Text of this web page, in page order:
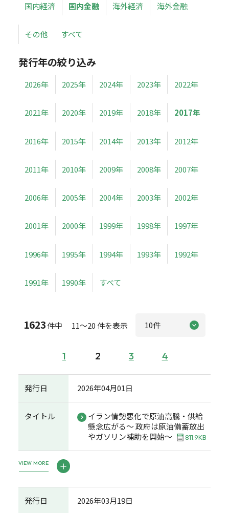
国内経済 国内金融 海外経済 海外金融
その他 すべて
発行年の絞り込み
2026年 2025年 2024年 2023年 2022年
2021年 2020年 2019年 2018年 2017年
2016年 2015年 2014年 2013年 2012年
2011年 2010年 2009年 2008年 2007年
2006年 2005年 2004年 2003年 2002年
2001年 2000年 1999年 1998年 1997年
1996年 1995年 1994年 1993年 1992年
1991年 1990年 すべて
1623件中 11～20 件を表示
1 2 3 4
発行日 2026年04月01日
タイトル
イラン情勢悪化で原油高騰・供給
懸念広がる～ 政府は原油備蓄放出
やガソリン補助を開始～
811.9KB
VIEW MORE
発行日 2026年03月19日